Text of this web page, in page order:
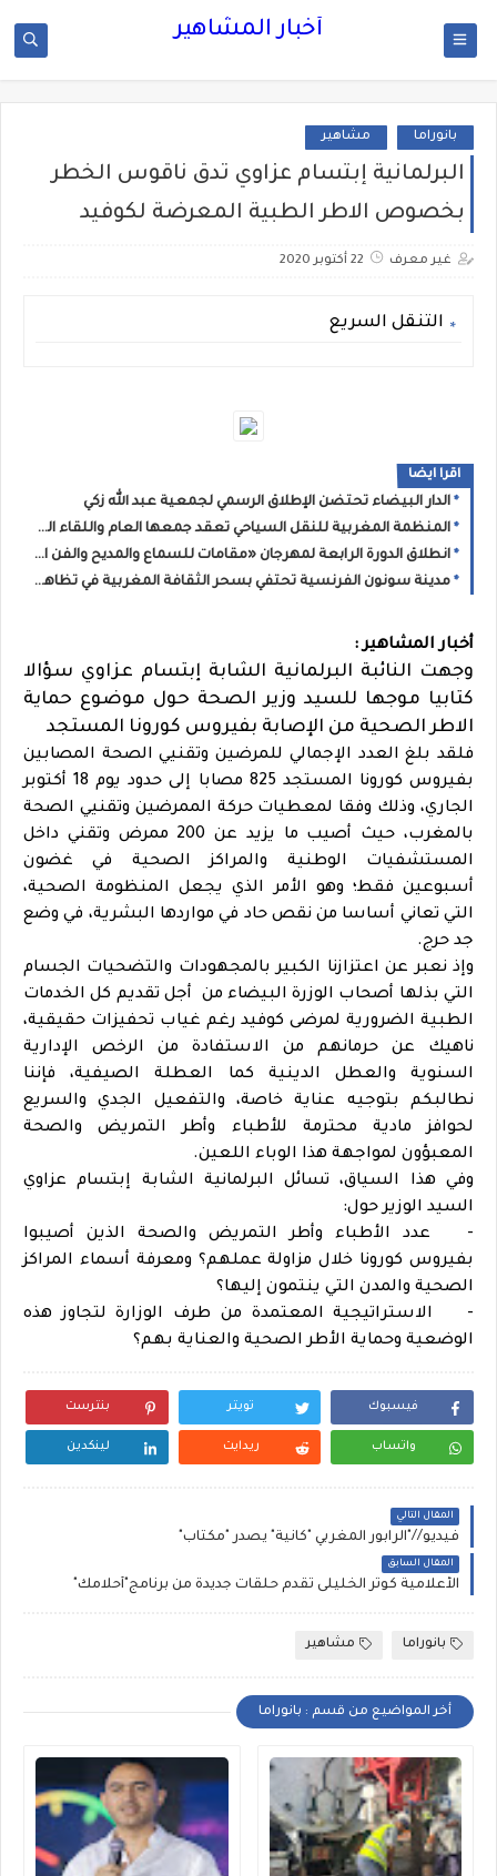
أخبار المشاهير
بانوراما مشاهير
البرلمانية إبتسام عزاوي تدق ناقوس الخطر
بخصوص الاطر الطبية المعرضة لكوفيد
غير معرف 22 أكتوبر 2020
التنقل السريع
اقرا ايضا
الدار البيضاء تحتضن الإطلاق الرسمي لجمعية عبد الله زكي
المنظمة المغربية للنقل السياحي تعقد جمعها العام واللقاء الوطني لمهنيي القطاع بالدار البيضاء: محطة مؤسساتية لتقوية الحوار وتثمين دور النقل السياحي في التنمية
انطلاق الدورة الرابعة لمهرجان «مقامات للسماع والمديح والفن العيساوي» بالمدينة العتيقة للدار البيضاء
مدينة سونون الفرنسية تحتفي بسحر الثقافة المغربية في تظاهرة "أحاسيس المغرب"
أخبار المشاهير :
وجهت النائبة البرلمانية الشابة إبتسام عزاوي سؤالا
كتابيا موجها للسيد وزير الصحة حول موضوع حماية
الاطر الصحية من الإصابة بفيروس كورونا المستجد
فلقد بلغ العدد الإجمالي للمرضين وتقنيي الصحة المصابين
بفيروس كورونا المستجد 825 مصابا إلى حدود يوم 18 أكتوبر
الجاري، وذلك وفقا لمعطيات حركة الممرضين وتقنيي الصحة
بالمغرب، حيث أصيب ما يزيد عن 200 ممرض وتقني داخل
المستشفيات الوطنية والمراكز الصحية في غضون
أسبوعين فقط؛ وهو الأمر الذي يجعل المنظومة الصحية،
التي تعاني أساسا من نقص حاد في مواردها البشرية، في وضع
جد حرج.
وإذ نعبر عن اعتزازنا الكبير بالمجهودات والتضحيات الجسام
التي بذلها أصحاب الوزرة البيضاء من أجل تقديم كل الخدمات
الطبية الضرورية لمرضى كوفيد رغم غياب تحفيزات حقيقية،
ناهيك عن حرمانهم من الاستفادة من الرخص الإدارية
السنوية والعطل الدينية كما العطلة الصيفية، فإننا
نطالبكم بتوجيه عناية خاصة، والتفعيل الجدي والسريع
لحوافز مادية محترمة للأطباء وأطر التمريض والصحة
المعبؤون لمواجهة هذا الوباء اللعين.
وفي هذا السياق، تسائل البرلمانية الشابة إبتسام عزاوي
السيد الوزير حول:
-
عدد الأطباء وأطر التمريض والصحة الذين أصيبوا
بفيروس كورونا خلال مزاولة عملهم؟ ومعرفة أسماء المراكز
الصحية والمدن التي ينتمون إليها؟
-
الاستراتيجية المعتمدة من طرف الوزارة لتجاوز هذه
الوضعية وحماية الأطر الصحية والعناية بهم؟
فيسبوك تويتر بنترست
واتساب ريدايت لينكدين
المقال التالي
فيديو//"الرابور المغربي "كانية" يصدر "مكتاب"
المقال السابق
الأعلامية كوثر الخليلى تقدم حلقات جديدة من برنامج"أحلامك"
بانوراما مشاهير
أخر المواضيع من قسم : بانوراما